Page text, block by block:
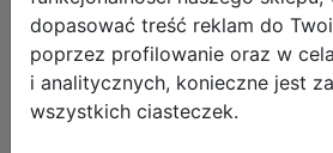
Krainie Czarów -
dopasować treść reklam do
poprzez profilowanie oraz w
i analitycznych, konieczne jest
wszystkich ciasteczek.